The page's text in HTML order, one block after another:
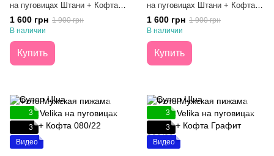
на пуговицах Штани + Кофта
Капучино S
1 600 грн 1 900 грн
В наличии
Купить
на пуговицах Штани + Кофта
Графит S
1 600 грн 1 900 грн
В наличии
Купить
3
3
Видео
3
3
Видео